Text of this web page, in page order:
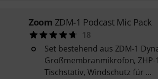
Zoom ZDM-1 Podcast Mic Pack
18
Set bestehend aus ZDM-1
Großmembranmikrofon, ZHP-
Tischstativ, Windschutz für ...